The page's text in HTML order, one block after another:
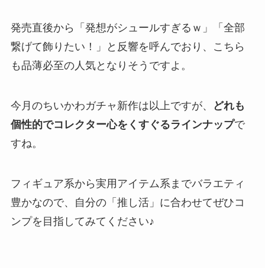
発売直後から「発想がシュールすぎるｗ」「全部
繋げて飾りたい！」と反響を呼んでおり、こちら
も品薄必至の人気となりそうですよ。
今月のちいかわガチャ新作は以上ですが、
どれも
個性的でコレクター心をくすぐるラインナップで
すね。
フィギュア系から実用アイテム系までバラエティ
豊かなので、自分の「推し活」に合わせてぜひコ
ンプを目指してみてください♪